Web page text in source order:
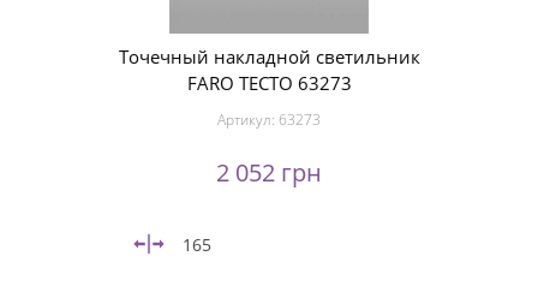
Точечный накладной светильник
FARO TECTO 63273
Артикул: 63273
2 052 грн
165